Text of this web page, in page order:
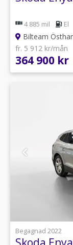
4 885 mil El
Bilteam
fr. 5 912 kr/mån
364 900 kr
Begagnad 2022